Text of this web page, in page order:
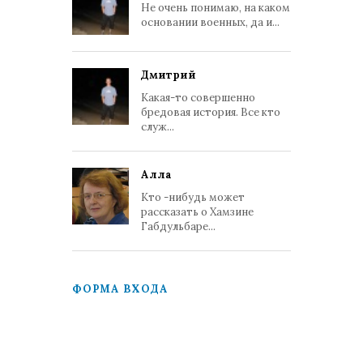
Не очень понимаю, на каком
основании военных, да и...
Дмитрий
Какая-то совершенно
бредовая история. Все кто
служ...
Алла
Кто -нибудь может
рассказать о Хамзине
Габдульбаре...
ФОРМА ВХОДА